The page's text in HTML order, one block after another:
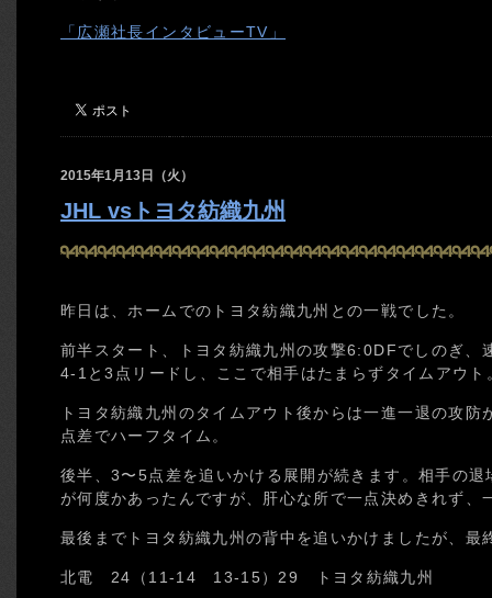
「広瀬社長インタビューTV」
2015年1月13日（火）
JHL vsトヨタ紡織九州
昨日は、ホームでのトヨタ紡織九州との一戦でした。
前半スタート、トヨタ紡織九州の攻撃6:0DFでしのぎ、
4-1と3点リードし、ここで相手はたまらずタイムアウ
トヨタ紡織九州のタイムアウト後からは一進一退の攻
点差でハーフタイム。
後半、3〜5点差を追いかける展開が続きます。相手の
が何度かあったんですが、肝心な所で一点決めきれず
最後までトヨタ紡織九州の背中を追いかけましたが、最
北電 24（11-14 13-15）29 トヨタ紡織九州